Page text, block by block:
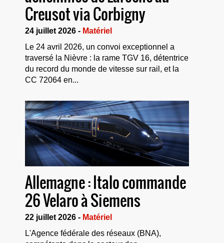
Creusot via Corbigny
24 juillet 2026 - Matériel
Le 24 avril 2026, un convoi exceptionnel a
traversé la Nièvre : la rame TGV 16, détentrice
du record du monde de vitesse sur rail, et la
CC 72064 en...
Allemagne : Italo commande
26 Velaro à Siemens
22 juillet 2026 - Matériel
L'Agence fédérale des réseaux (BNA),